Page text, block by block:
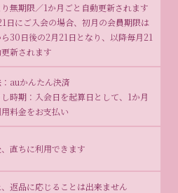
り無期限／1か月ごと自動更新されます
日にご入会の場合、初月の会員期限は
30日後の2月21日となり、以降毎月21
新されます
：auかんたん決済
し時期：入会日を起算日として、1か月
料金をお支払い
直ちに利用できます
返品に応じることは出来ません